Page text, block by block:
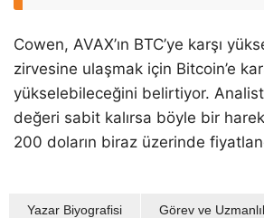
Cowen, AVAX’ın BTC’ye karşı
zirvesine ulaşmak için Bitcoin’e
yükselebileceğini belirtiyor.
değeri sabit kalırsa böyle bir
200 doların biraz üzerinde
Yazar Biyografisi Görev ve